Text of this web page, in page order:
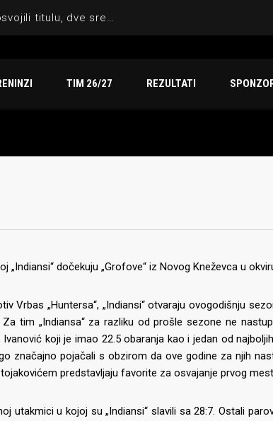
Sezona za pamćenje: Indiansi osvojili titulu, dve srebrne medalje i vicešampionat na Arena TV Sport finalu
TIM 26/27 REZULTATI
dočekuju „Grofove“ iz Novog Kneževca u
Vrbas „Huntersa“, „Indiansi“ otvaraju ovogodišnju
tim „Indiansa“ za razliku od prošle sezone ne
koji je imao 22.5 obaranja kao i jedan od
značajno pojačali s obzirom da ove godine za njih
predstavljaju favorite za osvajanje prvog
utakmici u kojoj su „Indiansi“ slavili sa 28:7. Ostali